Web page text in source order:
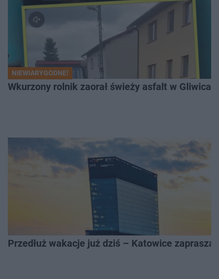
NIEWIARYGODNE!
Wkurzony rolnik zaorał świeży asfalt w
Przedłuż wakacje już dziś – Katowice